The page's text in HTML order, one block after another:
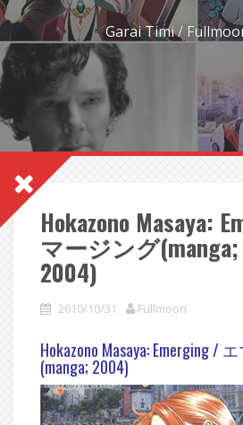
Garai Timi /
Hokazono Masaya:
マージング
2004)
2010/10/31 Fullmoon
Hokazono Masaya: Emerging /
(manga; 2004)